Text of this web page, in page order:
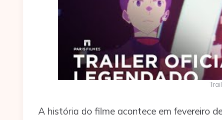
A história do filme acontece em fevereiro